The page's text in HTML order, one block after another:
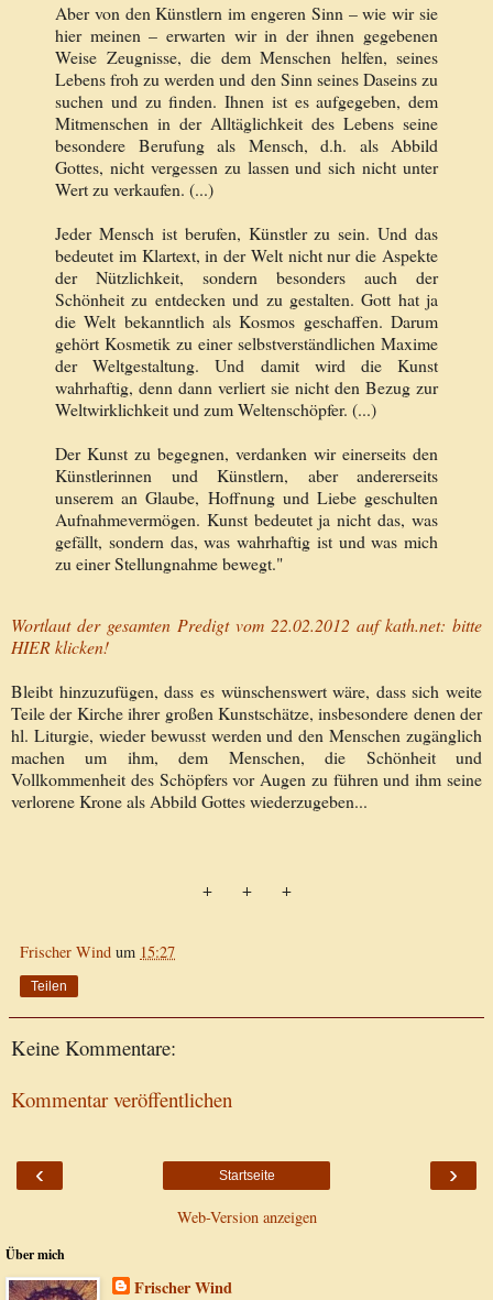
Aber von den Künstlern im engeren Sinn – wie wir sie
hier meinen – erwarten wir in der ihnen gegebenen
Weise Zeugnisse, die dem Menschen helfen, seines
Lebens froh zu werden und den Sinn seines Daseins zu
suchen und zu finden. Ihnen ist es aufgegeben, dem
Mitmenschen in der Alltäglichkeit des Lebens seine
besondere Berufung als Mensch, d.h. als Abbild
Gottes, nicht vergessen zu lassen und sich nicht unter
Wert zu verkaufen. (...)
Jeder Mensch ist berufen, Künstler zu sein. Und das
bedeutet im Klartext, in der Welt nicht nur die Aspekte
der Nützlichkeit, sondern besonders auch der
Schönheit zu entdecken und zu gestalten. Gott hat ja
die Welt bekanntlich als Kosmos geschaffen. Darum
gehört Kosmetik zu einer selbstverständlichen Maxime
der Weltgestaltung. Und damit wird die Kunst
wahrhaftig, denn dann verliert sie nicht den Bezug zur
Weltwirklichkeit und zum Weltenschöpfer. (...)
Der Kunst zu begegnen, verdanken wir einerseits den
Künstlerinnen und Künstlern, aber andererseits
unserem an Glaube, Hoffnung und Liebe geschulten
Aufnahmevermögen. Kunst bedeutet ja nicht das, was
gefällt, sondern das, was wahrhaftig ist und was mich
zu einer Stellungnahme bewegt."
Wortlaut der gesamten Predigt vom 22.02.2012 auf kath.net: bitte
HIER klicken!
Bleibt hinzuzufügen, dass es wünschenswert wäre, dass sich weite
Teile der Kirche ihrer großen Kunstschätze, insbesondere denen der
hl. Liturgie, wieder bewusst werden und den Menschen zugänglich
machen um ihm, dem Menschen, die Schönheit und
Vollkommenheit des Schöpfers vor Augen zu führen und ihm seine
verlorene Krone als Abbild Gottes wiederzugeben...
+ + +
Frischer Wind um 15:27
Teilen
Keine Kommentare:
Kommentar veröffentlichen
‹ ›
Startseite
Web-Version anzeigen
Über mich
Frischer Wind